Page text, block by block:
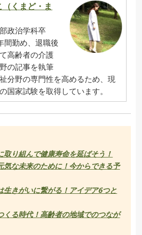
くまど・ま
政治学科卒
間勤め、退職後
高齢者の介護
の記事を執筆
分野の専門性を高めるため、現
国家試験を取得しています。
取り組んで健康寿命を延ばそう！
気な未来のために！今からできる予
生きがいに繋がる！アイデア6つと
くる時代！高齢者の地域でのつなが